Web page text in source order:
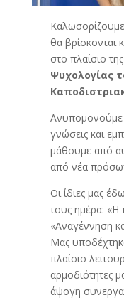
θα βρίσκονται
στο πλαίσιο της
Ψυχολογίας
Ανυπομονούμε
γνώσεις και
μάθουμε από
από νέα
Οι ίδιες μας
τους ημέρα: «Η
«Αναγέννηση
Μας
πλαίσιο
αρμοδιότητες
άψογη